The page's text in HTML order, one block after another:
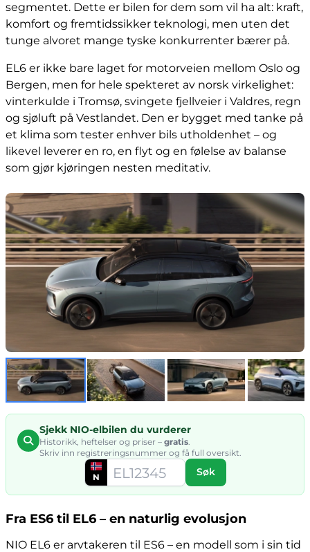
segmentet. Dette er bilen for dem som vil ha alt: kraft,
komfort og fremtidssikker teknologi, men uten det
tunge alvoret mange tyske konkurrenter bærer på.
EL6 er ikke bare laget for motorveien mellom Oslo og
Bergen, men for hele spekteret av norsk virkelighet:
vinterkulde i Tromsø, svingete fjellveier i Valdres, regn
og sjøluft på Vestlandet. Den er bygget med tanke på
et klima som tester enhver bils utholdenhet – og
likevel leverer en ro, en flyt og en følelse av balanse
som gjør kjøringen nesten meditativ.
Sjekk NIO-elbilen du vurderer
Historikk, heftelser og priser – gratis
Skriv inn registreringsnummer og få full oversikt.
N Søk
Fra ES6 til EL6 – en naturlig evolusjon
NIO EL6 er arvtakeren til ES6 – en modell som i sin tid